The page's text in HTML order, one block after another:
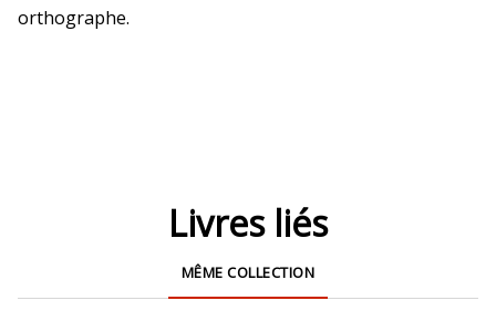
orthographe.
Livres liés
MÊME COLLECTION